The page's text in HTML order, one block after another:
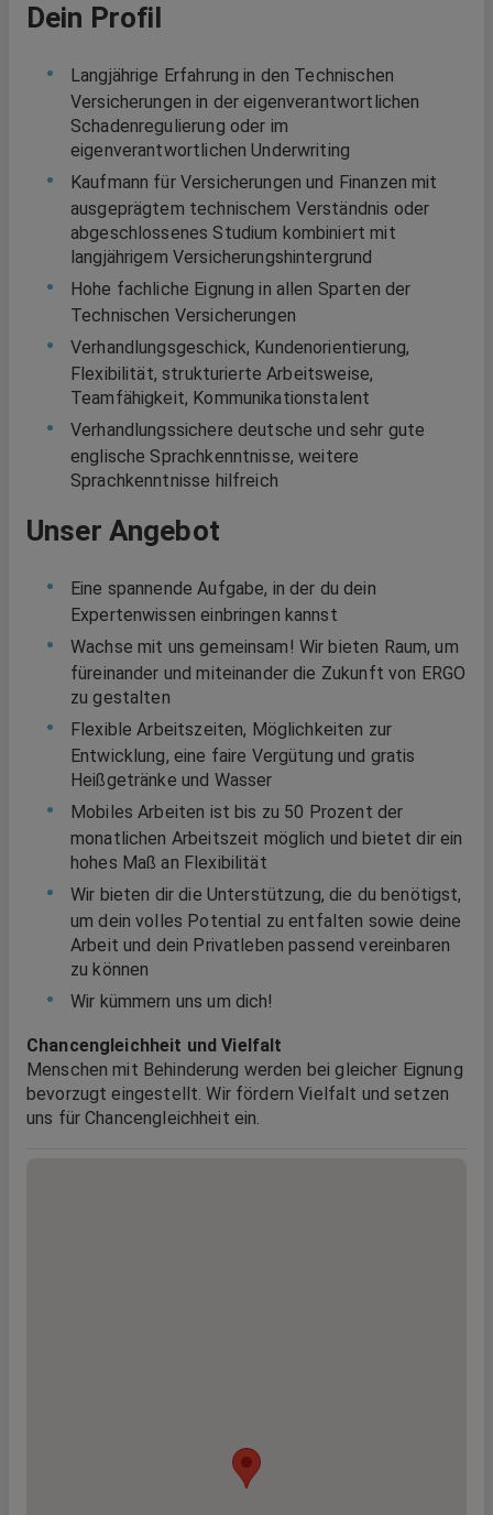
Dein Profil
Langjährige Erfahrung in den Technischen
Versicherungen in der eigenverantwortlichen
Schadenregulierung oder im
eigenverantwortlichen Underwriting
Kaufmann für Versicherungen und Finanzen mit
ausgeprägtem technischem Verständnis oder
abgeschlossenes Studium kombiniert mit
langjährigem Versicherungshintergrund
Hohe fachliche Eignung in allen Sparten der
Technischen Versicherungen
Verhandlungsgeschick, Kundenorientierung,
Flexibilität, strukturierte Arbeitsweise,
Teamfähigkeit, Kommunikationstalent
Verhandlungssichere deutsche und sehr gute
englische Sprachkenntnisse, weitere
Sprachkenntnisse hilfreich
Unser Angebot
Eine spannende Aufgabe, in der du dein
Expertenwissen einbringen kannst
Wachse mit uns gemeinsam! Wir bieten Raum, um
füreinander und miteinander die Zukunft von ERGO
zu gestalten
Flexible Arbeitszeiten, Möglichkeiten zur
Entwicklung, eine faire Vergütung und gratis
Heißgetränke und Wasser
Mobiles Arbeiten ist bis zu 50 Prozent der
monatlichen Arbeitszeit möglich und bietet dir ein
hohes Maß an Flexibilität
Wir bieten dir die Unterstützung, die du benötigst,
um dein volles Potential zu entfalten sowie deine
Arbeit und dein Privatleben passend vereinbaren
zu können
Wir kümmern uns um dich!
Chancengleichheit und Vielfalt
Menschen mit Behinderung werden bei gleicher Eignung
bevorzugt eingestellt. Wir fördern Vielfalt und setzen
uns für Chancengleichheit ein.